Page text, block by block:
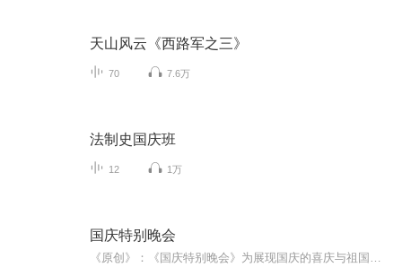
天山风云《西路军之三》
70 7.6万
法制史国庆班
12 1万
国庆特别晚会